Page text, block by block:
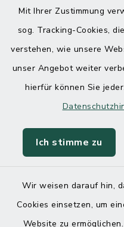
Mit Ihrer Zustimmung
sog. Tracking-Cookies,
verstehen, wie unsere
unser Angebot weiter
hierfür können Sie
Ich stimme zu
Wir weisen darauf hin,
Cookies einsetzen, um
Website zu